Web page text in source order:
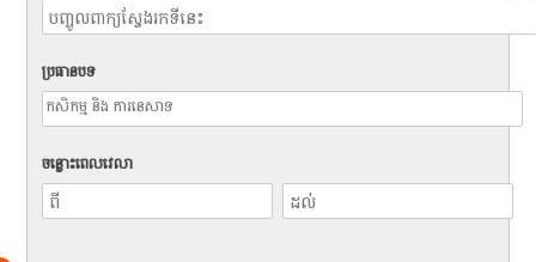
ប្រធានបទ
ចន្លោះពេលវេលា